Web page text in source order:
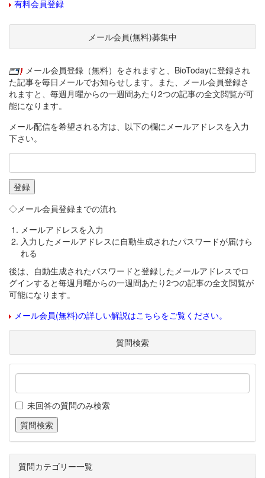
有料会員登録
メール会員(無料)募集中
メール会員登録（無料）をされますと、BioTodayに登録され
た記事を毎日メールでお知らせします。また、メール会員登録さ
れますと、毎週月曜からの一週間あたり2つの記事の全文閲覧が可
能になります。
メール配信を希望される方は、以下の欄にメールアドレスを入力
下さい。
◇メール会員登録までの流れ
メールアドレスを入力
入力したメールアドレスに自動生成されたパスワードが届けら
れる
後は、自動生成されたパスワードと登録したメールアドレスでロ
グインすると毎週月曜からの一週間あたり2つの記事の全文閲覧が
可能になります。
メール会員(無料)の詳しい解説はこちらをご覧ください。
質問検索
未回答の質問のみ検索
質問カテゴリー一覧